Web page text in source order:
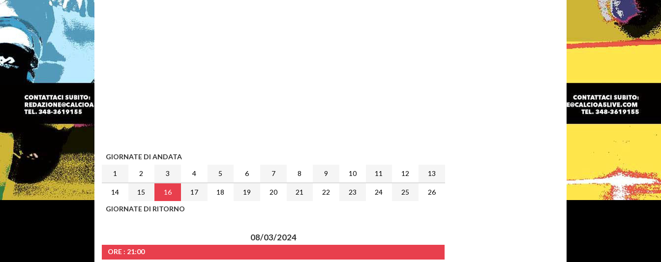
GIORNATE DI ANDATA
1
2 3 4 5 6 7 8 9 10 11 12 13
14 15 16 17 18 19 20 21 22 23 24 25
26
GIORNATE DI RITORNO
08/03/2024
ORE : 21:00